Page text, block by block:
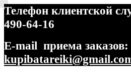
Телефон клиентской
490-64-16
E-mail приема заказов: